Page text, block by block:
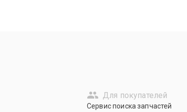
Для покупателей
Сервис поиска запчастей